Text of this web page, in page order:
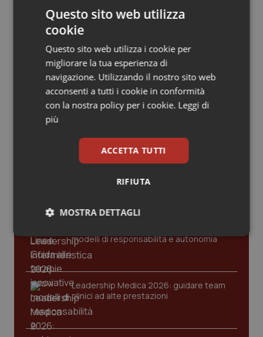
Toscana
Umbria
Valle D’Aosta
Veneto
Obesità
Oftalmologia
Oncodermatologia
Oncoematologia
Oncologia & Nutrizione
Psoriasi & pelle
Quotidiano Oncologia
Quotidiano Pediatria
Rene & patologie urogenitali
© Riproduzione riservata
Ultime analisi e review da QS Pro
Gold
Cloud sanitario: infrastrutture,
dalle Linee Guida alle terapie innovative
modelli di responsabilità e autonomia
Leadership Medica 2026: guidare team
clinici ad alte prestazioni
Questo sito web utilizza
cookie
Questo sito web utilizza i cookie per
migliorare la tua esperienza di
navigazione. Utilizzando il nostro sito web
acconsenti a tutti i cookie in conformità
con la nostra policy per i cookie. Leggi di
più
ACCETTA TUTTI
RIFIUTA
MOSTRA DETTAGLI
Necessari Statistici Marketing